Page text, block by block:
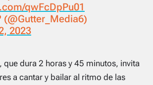
qwFcDpPu01
2023
que dura 2 horas y 45 minutos, invita
a cantar y bailar al ritmo de las